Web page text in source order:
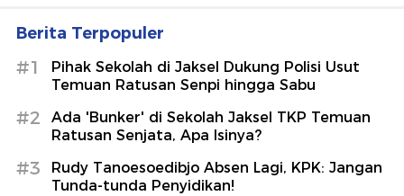
Berita Terpopuler
#1
Pihak Sekolah di Jaksel Dukung Polisi Usut
Temuan Ratusan Senpi hingga Sabu
#2
Ada 'Bunker' di Sekolah Jaksel TKP Temuan
Ratusan Senjata, Apa Isinya?
#3
Rudy Tanoesoedibjo Absen Lagi, KPK: Jangan
Tunda-tunda Penyidikan!